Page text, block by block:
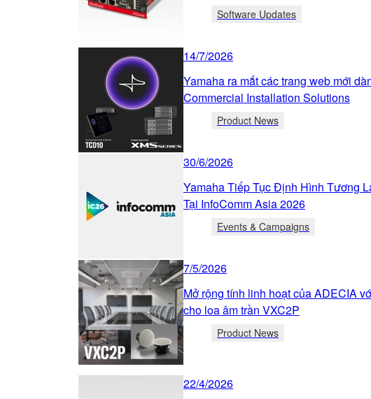
Software Updates
14/7/2026
Yamaha ra mắt các trang web mới
Commercial Installation Solutions
Product News
30/6/2026
Yamaha Tiếp Tục Định Hình Tương
Tại InfoComm Asia 2026
Events & Campaigns
7/5/2026
Mở rộng tính linh hoạt của ADECIA
cho loa âm trần VXC2P
Product News
22/4/2026